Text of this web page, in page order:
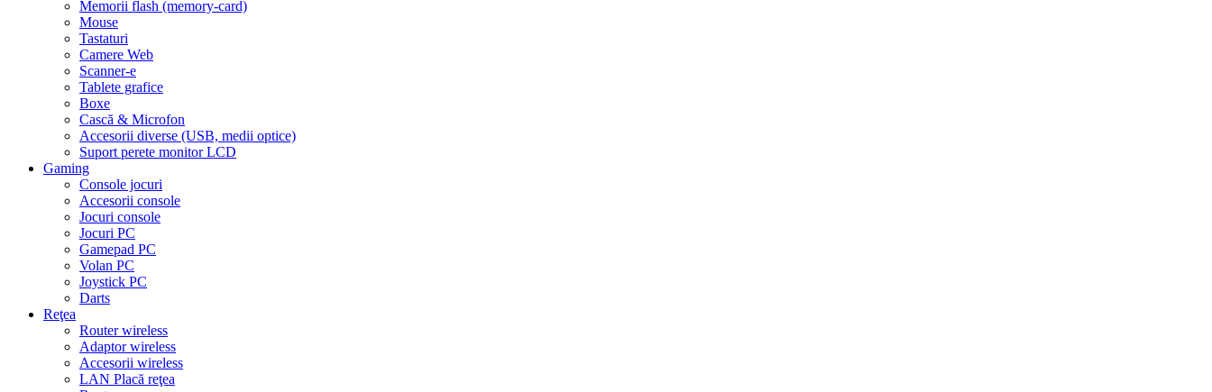
Memorii flash (memory-card)
Mouse
Tastaturi
Camere Web
Scanner-e
Tablete grafice
Boxe
Cască & Microfon
Accesorii diverse (USB, medii optice)
Suport perete monitor LCD
Gaming
Console jocuri
Accesorii console
Jocuri console
Jocuri PC
Gamepad PC
Volan PC
Joystick PC
Darts
Reţea
Router wireless
Adaptor wireless
Accesorii wireless
LAN Placă reţea